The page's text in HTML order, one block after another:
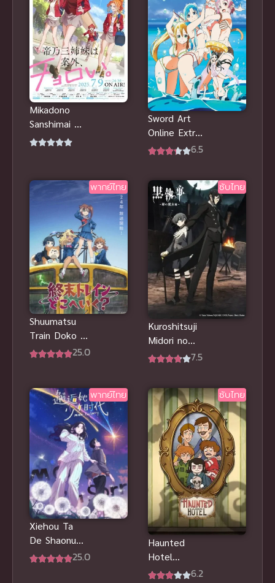
Mikadono
Sanshimai wa
Angai,
โดโนะดันโก๊ะ
เกินคาด
Sword Art
Online Extra
Edition ซอร์ด
ชั่น พากย์ไทย
6.5
พากย์ไทย
Shuumatsu
Train Doko e
Iku? ซับไทย25.0
ซับไทย
Kuroshitsuji
Midori no
Majo-hen
ภาค 5
7.5
พากย์ไทย
Xiehou Ta
De Shaonu
Shidai (Mom,
25.0
ซับไทย
Haunted
Hotel
โรงแรมผีป่วน
6.2